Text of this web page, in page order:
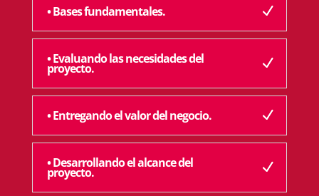
• Bases fundamentales.
• Evaluando las necesidades del
proyecto.
• Entregando el valor del negocio.
• Desarrollando el alcance del
proyecto.